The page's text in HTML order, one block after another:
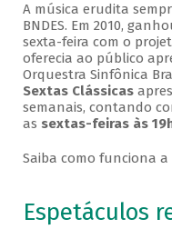
A música erudita
BNDES. Em 2010,
sexta-feira com o
oferecia ao público
Orquestra Sinfônica
Sextas Clássicas
semanais, contando
as sextas-feiras às
Saiba como funciona a
Espetáculos